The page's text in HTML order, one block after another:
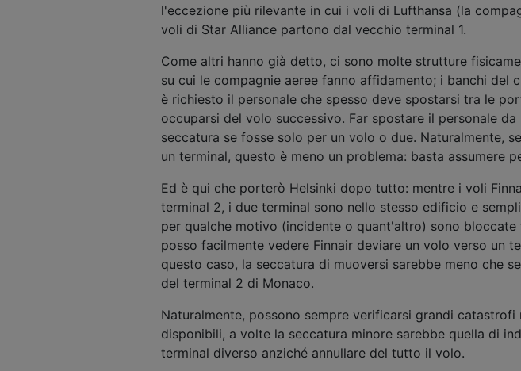
l'eccezione più rilevante in cui i voli di Lufthansa (la
voli di Star Alliance partono dal vecchio terminal 1.
Come altri hanno già detto, ci sono molte strutture
su cui le compagnie aeree fanno affidamento; i banchi del
è richiesto il personale che spesso deve spostarsi tra le
occuparsi del volo successivo. Far spostare il personale
seccatura se fosse solo per un volo o due. Naturalmente,
un terminal, questo è meno un problema: basta assumere
Ed è qui che porterò Helsinki dopo tutto: mentre i voli
terminal 2, i due terminal sono nello stesso edificio e
per qualche motivo (incidente o quant'altro) sono
posso facilmente vedere Finnair deviare un volo verso un
questo caso, la seccatura di muoversi sarebbe meno che
del terminal 2 di Monaco.
Naturalmente, possono sempre verificarsi grandi
disponibili, a volte la seccatura minore sarebbe quella di
terminal diverso anziché annullare del tutto il volo.